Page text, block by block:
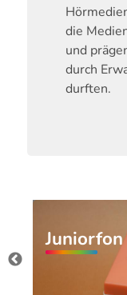
die
und
durch
durften.
Juniorfon